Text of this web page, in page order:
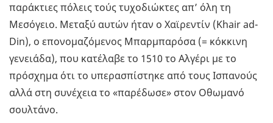
παράκτιες πόλεις τούς τυχοδιώκτες απ’ όλη τη
Μεσόγειο. Μεταξύ αυτών ήταν ο Χαϊρεντίν (Khair ad-
Din), ο επονομαζόμενος Μπαρμπαρόσα (= κόκκινη
γενειάδα), που κατέλαβε το 1510 το Αλγέρι με το
πρόσχημα ότι το υπερασπίστηκε από τους Ισπανούς
αλλά στη συνέχεια το «παρέδωσε» στον Οθωμανό
σουλτάνο.